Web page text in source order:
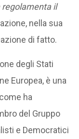
regolamenta il
nella sua
di fatto.
degli Stati
Europea, è una
ha
del Gruppo
e Democratici